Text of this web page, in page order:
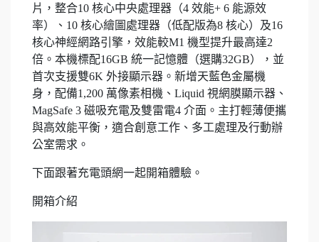
片，整合10 核心中央處理器（4 效能+ 6 能源效
率）、10 核心繪圖處理器（低配版為8 核心）及16
核心神經網路引擎，效能較M1 機型提升最高達2
倍。本機標配16GB 統一記憶體（選購32GB），並
首次支援雙6K 外接顯示器。新增天藍色金屬機
身，配備1,200 萬像素相機、Liquid 視網膜顯示器、
MagSafe 3 磁吸充電及雙雷電4 介面。主打輕薄便攜
與高效能平衡，適合創意工作、多工處理及行動辦
公室需求。
下面跟著充電頭網一起開箱體驗。
開箱介紹